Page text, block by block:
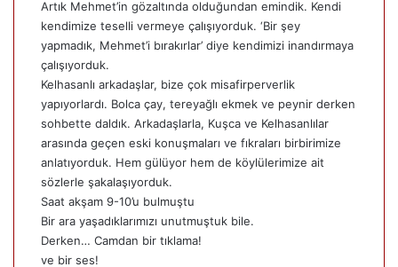
Artık Mehmet’in gözaltında olduğundan emindik. Kendi
kendimize teselli vermeye çalışıyorduk. ‘Bir şey
yapmadık, Mehmet’i bırakırlar’ diye kendimizi inandırmaya
çalışıyorduk.
Kelhasanlı arkadaşlar, bize çok misafirperverlik
yapıyorlardı. Bolca çay, tereyağlı ekmek ve peynir derken
sohbette daldık. Arkadaşlarla, Kuşca ve Kelhasanlılar
arasında geçen eski konuşmaları ve fıkraları birbirimize
anlatıyorduk. Hem gülüyor hem de köylülerimize ait
sözlerle şakalaşıyorduk.
Saat akşam 9-10’u bulmuştu
Bir ara yaşadıklarımızı unutmuştuk bile.
Derken… Camdan bir tıklama!
ve bir ses!